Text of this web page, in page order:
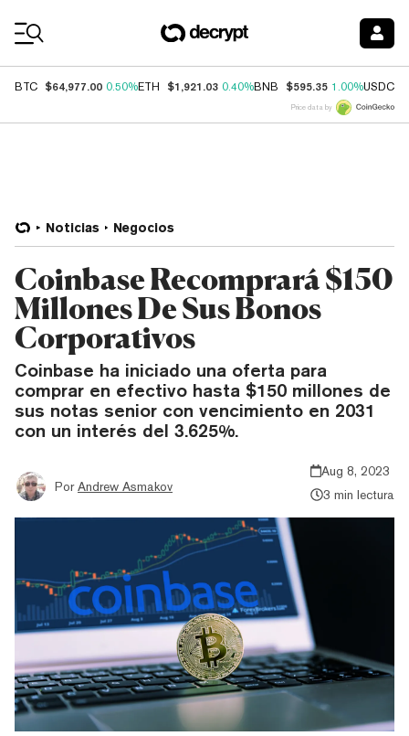
BTC $64,977.00 0.50%ETH $1,921.03 0.40%BNB $595.35 1.00%USDC
Price data by
Noticias Negocios
Coinbase Recomprará $150
Millones De Sus Bonos
Corporativos
Coinbase ha iniciado una oferta para
comprar en efectivo hasta $150 millones de
sus notas senior con vencimiento en 2031
con un interés del 3.625%.
Por Andrew Asmakov
Aug 8, 2023
3 min lectura